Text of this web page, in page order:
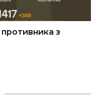
противника з